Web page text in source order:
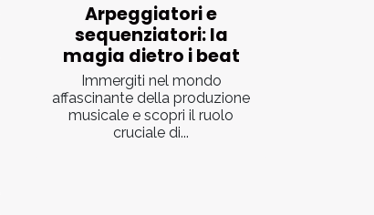
Arpeggiatori e
sequenziatori: la
magia dietro i beat
Immergiti nel mondo
affascinante della produzione
musicale e scopri il ruolo
cruciale di...